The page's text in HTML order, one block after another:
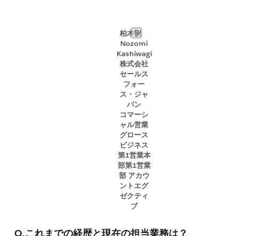
柏木望
Nozomi
Kashiwagi
株式会社
セールス
フォー
ス・ジャ
パン
コマーシ
ャル営業
グロース
ビジネス
第1営業本
部第1営業
部 アカウ
ントエグ
ゼクティ
ブ